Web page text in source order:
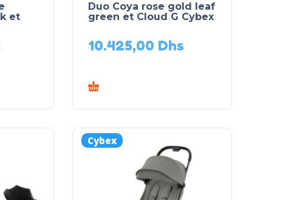
et
Duo Coya rose gold leaf
green et Cloud G Cybex
10.425,00 Dhs
Cybex